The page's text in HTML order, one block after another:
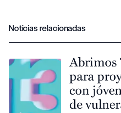
Noticias relacionadas
Abrimos
para
con
de